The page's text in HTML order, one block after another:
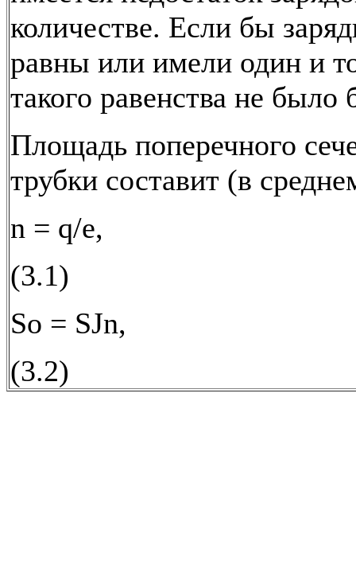
количестве. Если бы
равны или имели один и
такого равенства не было
Площадь поперечного
трубки составит (в
n = q/e,
(3.1)
So = SJn,
(3.2)